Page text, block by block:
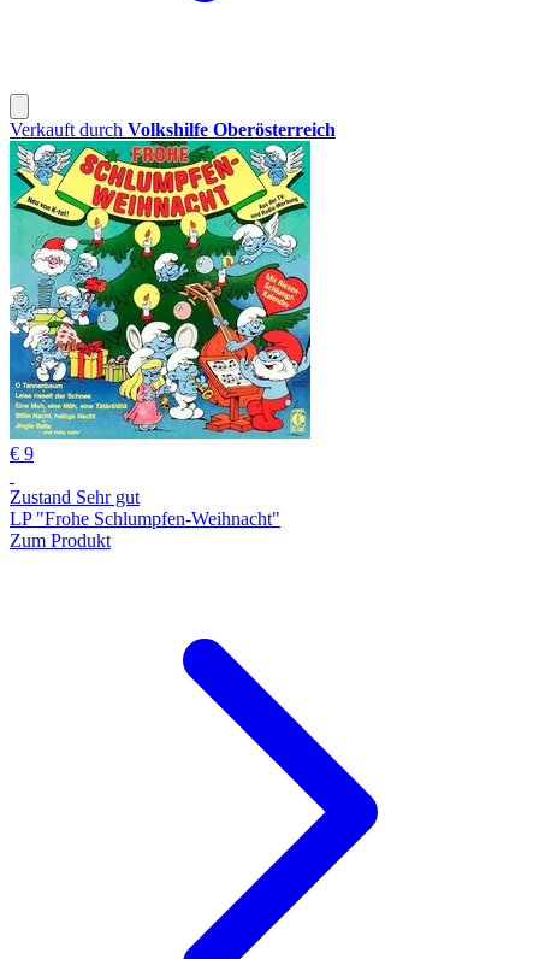
Verkauft durch Volkshilfe Oberösterreich
€ 9
Zustand Sehr gut
LP "Frohe Schlumpfen-Weihnacht"
Zum Produkt